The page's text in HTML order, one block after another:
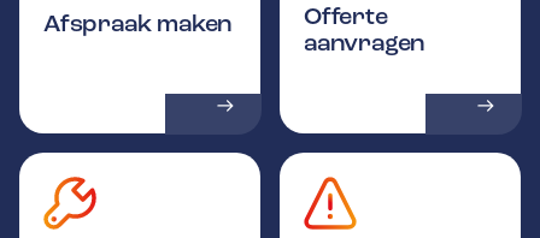
Afspraak maken
Offerte
aanvragen